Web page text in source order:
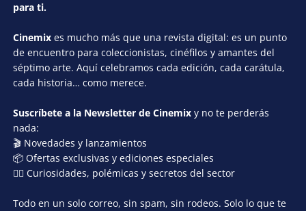
para ti.
Cinemix es mucho más que una revista digital: es un punto
de encuentro para coleccionistas, cinéfilos y amantes del
séptimo arte. Aquí celebramos cada edición, cada carátula,
cada historia… como merece.
Suscríbete a la Newsletter de Cinemix y no te perderás
nada:
🎬 Novedades y lanzamientos
📦 Ofertas exclusivas y ediciones especiales
🕵️‍♂️ Curiosidades, polémicas y secretos del sector
Todo en un solo correo, sin spam, sin rodeos. Solo lo que te